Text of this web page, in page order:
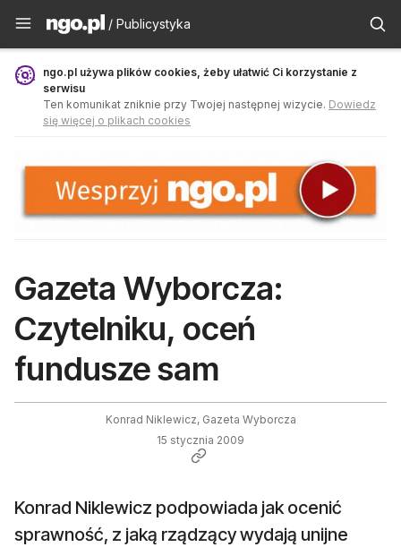
Publicystyka - ngo.pl
/ Publicystyka
ngo.pl używa plików cookies, żeby ułatwić Ci korzystanie z
serwisu
Ten komunikat zniknie przy Twojej następnej wizycie. Dowiedz
się więcej o plikach cookies
Gazeta Wyborcza:
Czytelniku, oceń
fundusze sam
Konrad Niklewicz, Gazeta Wyborcza
15 stycznia 2009
Konrad Niklewicz podpowiada jak ocenić
sprawność, z jaką rządzący wydają unijne